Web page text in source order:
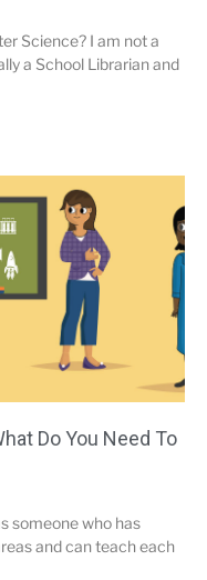
Science? I am not a
a School Librarian and
Do You Need To
someone who has
and can teach each